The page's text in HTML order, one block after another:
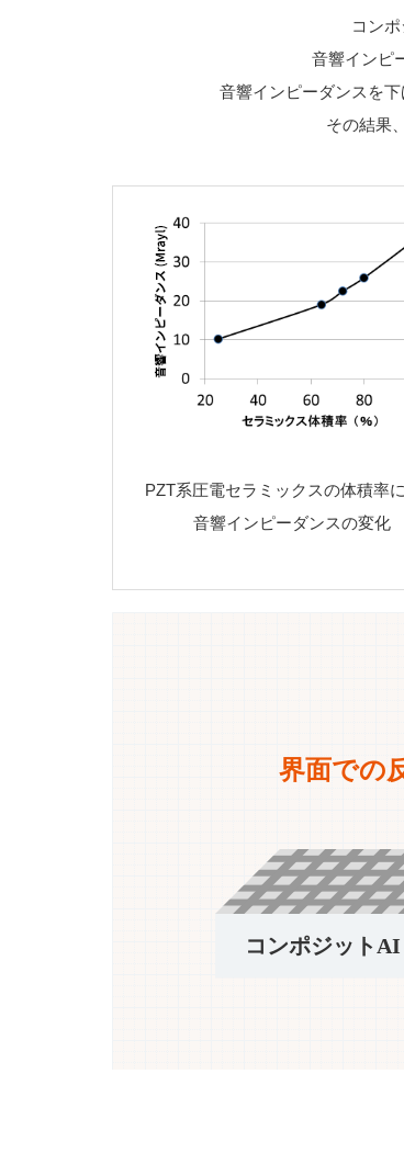
コン
音響インピ
音響インピーダンスを
その結果
PZT系圧電セラミックスの体積率
音響インピーダンスの変化
界面での